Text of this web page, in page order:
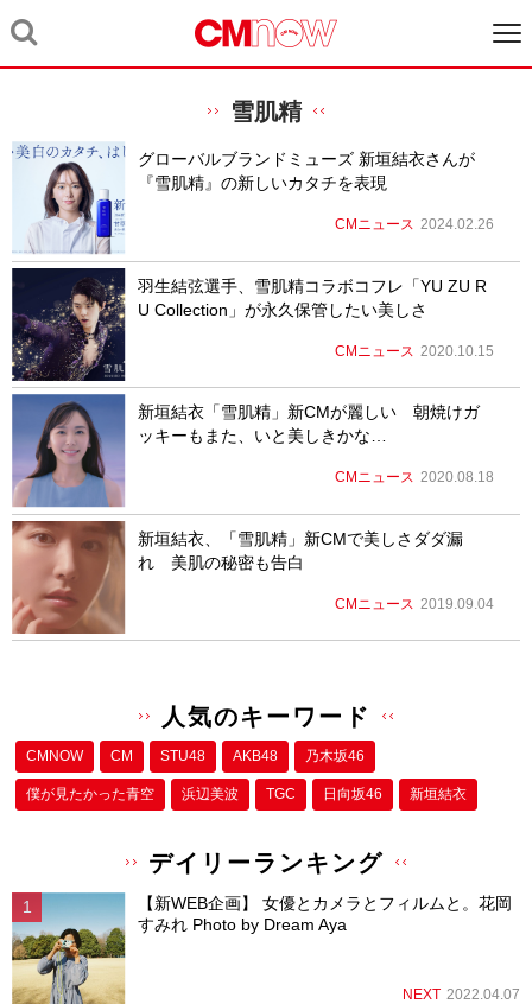
雪肌精
グローバルブランドミューズ 新垣結衣さんが
『雪肌精』の新しいカタチを表現
CMニュース 2024.02.26
羽生結弦選手、雪肌精コラボコフレ「YU ZU R
U Collection」が永久保管したい美しさ
CMニュース 2020.10.15
新垣結衣「雪肌精」新CMが麗しい 朝焼けガ
ッキーもまた、いと美しきかな…
CMニュース 2020.08.18
新垣結衣、「雪肌精」新CMで美しさダダ漏
れ 美肌の秘密も告白
CMニュース 2019.09.04
人気のキーワード
CMNOW CM STU48 AKB48 乃木坂46
僕が⾒たかった⻘空 浜辺美波 TGC 日向坂46 新垣結衣
デイリーランキング
【新WEB企画】 女優とカメラとフィルムと。花岡
すみれ Photo by Dream Aya
NEXT 2022.04.07